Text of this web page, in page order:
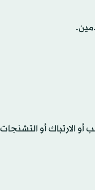
الارتباك أو